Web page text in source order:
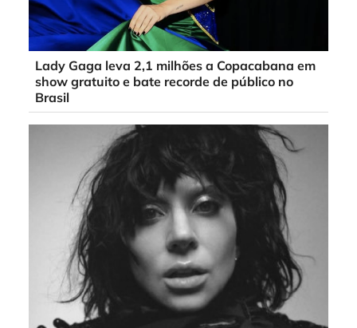
Lady Gaga leva 2,1 milhões a Copacabana em
show gratuito e bate recorde de público no
Brasil